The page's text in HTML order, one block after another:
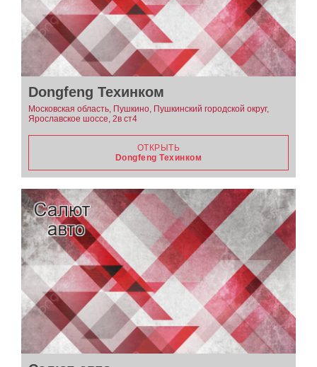
Dongfeng Техинком
Московская область, Пушкино, Пушкинский городской округ,
Ярославское шоссе, 2в ст4
ОТКРЫТЬ
Dongfeng Техинком